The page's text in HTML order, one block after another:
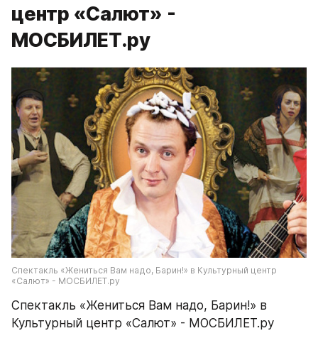
центр «Салют» -
МОСБИЛЕТ.ру
Спектакль «Жениться Вам надо, Барин!» в Культурный центр
«Салют» - МОСБИЛЕТ.ру
Спектакль «Жениться Вам надо, Барин!» в
Культурный центр «Салют» - МОСБИЛЕТ.ру